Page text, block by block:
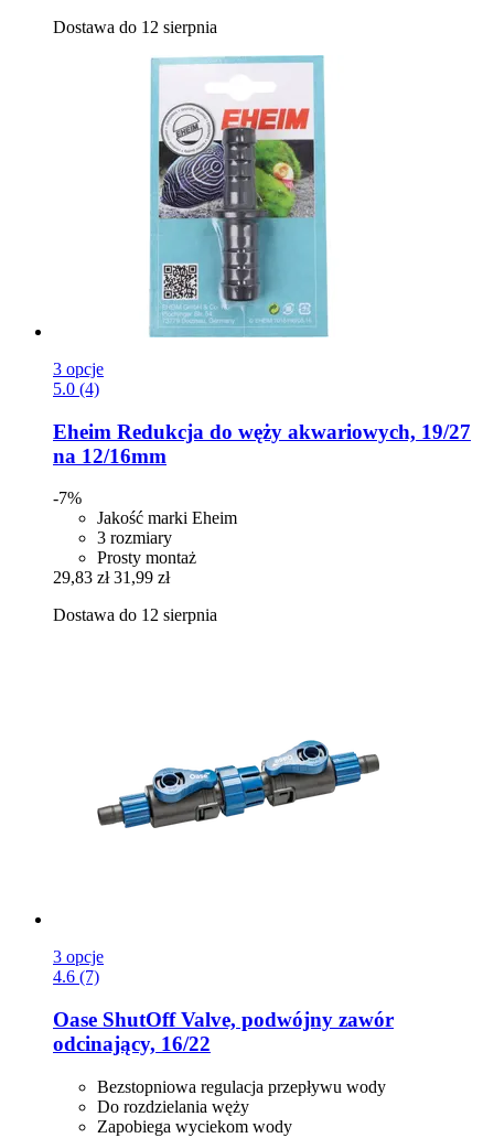
Dostawa do 12 sierpnia
3 opcje
5.0 (4)
Eheim Redukcja do węży akwariowych, 19/27
na 12/16mm
-7%
Jakość marki Eheim
3 rozmiary
Prosty montaż
29,83 zł 31,99 zł
Dostawa do 12 sierpnia
3 opcje
4.6 (7)
Oase ShutOff Valve, podwójny zawór
odcinający, 16/22
Bezstopniowa regulacja przepływu wody
Do rozdzielania węży
Zapobiega wyciekom wody